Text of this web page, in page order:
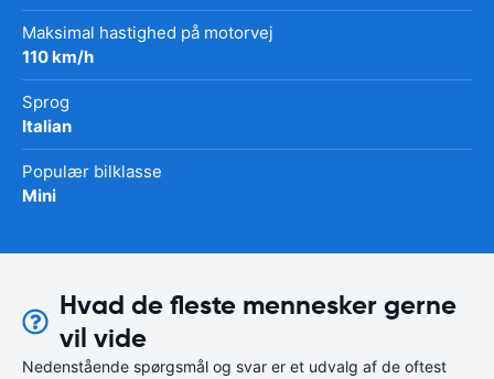
Maksimal hastighed på motorvej
110 km/h
Sprog
Italian
Populær bilklasse
Mini
Hvad de fleste mennesker gerne
vil vide
Nedenstående spørgsmål og svar er et udvalg af de oftest